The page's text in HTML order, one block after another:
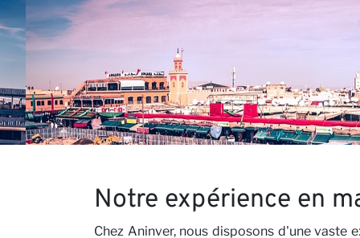
Nos
Notre expérience en
Chez Aninver, nous disposons d'une